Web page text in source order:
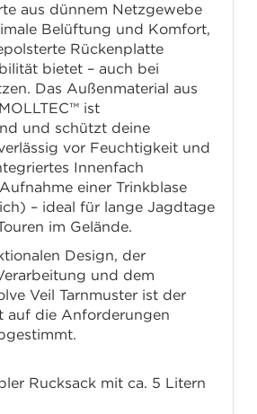
aus dünnem Netzgewebe
Belüftung und Komfort,
Rückenplatte
bietet – auch bei
Das Außenmaterial aus
ist
und schützt deine
vor Feuchtigkeit und
Innenfach
einer Trinkblase
– ideal für lange Jagdtage
im Gelände.
Design, der
und dem
Veil Tarnmuster ist der
auf die Anforderungen
Rucksack mit ca. 5 Litern